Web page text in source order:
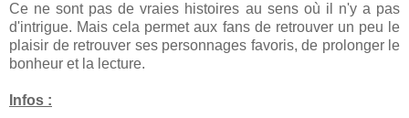
Ce ne sont pas de vraies histoires au sens où il n'y a pas
d'intrigue. Mais cela permet aux fans de retrouver un peu le
plaisir de retrouver ses personnages favoris, de prolonger le
bonheur et la lecture.
Infos :